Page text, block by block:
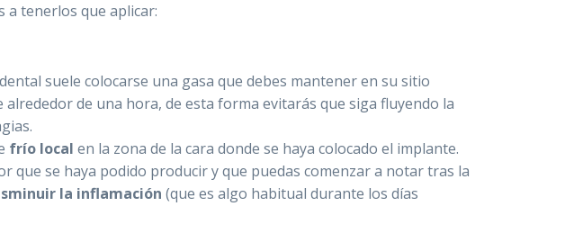
a tenerlos que aplicar:
suele colocarse una gasa que debes mantener en su sitio
alrededor de una hora, de esta forma evitarás que siga fluyendo la
frío local en la zona de la cara donde se haya colocado el implante.
que se haya podido producir y que puedas comenzar a notar tras la
la inflamación (que es algo habitual durante los días